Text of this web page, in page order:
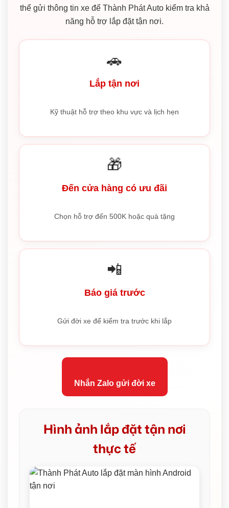
thể gửi thông tin xe để Thành Phát Auto kiểm tra khả
năng hỗ trợ lắp đặt tận nơi.
🚗
Lắp tận nơi
Kỹ thuật hỗ trợ theo khu vực và lịch hẹn
🎁
Đến cửa hàng có ưu đãi
Chọn hỗ trợ đến 500K hoặc quà tặng
📲
Báo giá trước
Gửi đời xe để kiểm tra trước khi lắp
Nhắn Zalo gửi đời xe
Hình ảnh lắp đặt tận nơi
thực tế